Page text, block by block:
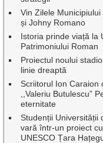
Vin Zilele
și Johny Romano
Istoria prinde viață la
Patrimoniului Roman
Proiectul noului
linie dreaptă
Scriitorul Ion Caraion
,,Valeriu Butulescu”
eternitate
Studenții Universității
vară într-un proiect
UNESCO Țara